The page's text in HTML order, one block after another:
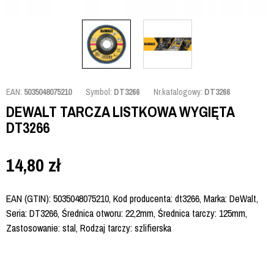
EAN: 5035048075210 Symbol: DT3266 Nr.katalogowy: DT3266
DEWALT TARCZA LISTKOWA WYGIĘTA
DT3266
14,80 zł
EAN (GTIN): 5035048075210, Kod producenta: dt3266, Marka: DeWalt,
Seria: DT3266, Średnica otworu: 22,2mm, Średnica tarczy: 125mm,
Zastosowanie: stal, Rodzaj tarczy: szlifierska